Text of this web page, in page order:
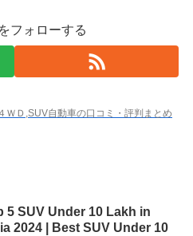
フォローする
ＷＤ,SUV自動車の口コミ・評判まとめ
5 SUV Under 10 Lakh in
2024 | Best SUV Under 10